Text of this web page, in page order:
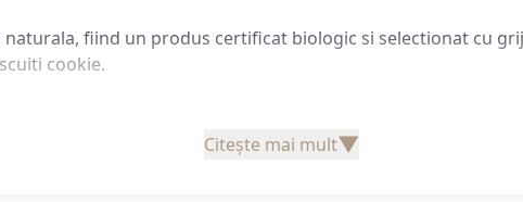
fiind un produs certificat biologic si selectionat cu
cookie.
Citește mai mult▼